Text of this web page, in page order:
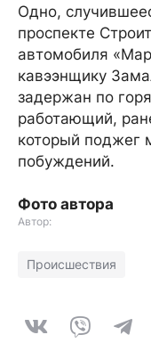
Одно,
проспекте
автомобиля
кавээнщику
задержан по
работающий,
который поджег
побуждений.
Фото автора
Автор:
Происшествия